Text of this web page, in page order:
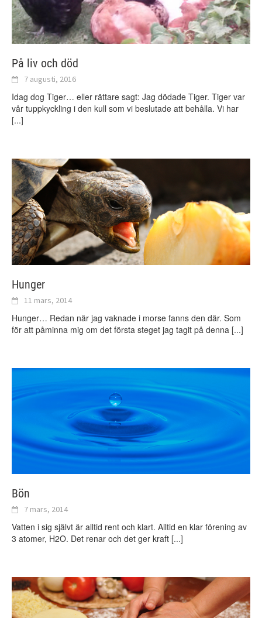
På liv och död
7 augusti, 2016
Idag dog Tiger… eller rättare sagt: Jag dödade Tiger. Tiger var
vår tuppkyckling i den kull som vi beslutade att behålla. Vi har
[...]
Hunger
11 mars, 2014
Hunger… Redan när jag vaknade i morse fanns den där. Som
för att påminna mig om det första steget jag tagit på denna [...]
Bön
7 mars, 2014
Vatten i sig självt är alltid rent och klart. Alltid en klar förening av
3 atomer, H2O. Det renar och det ger kraft [...]